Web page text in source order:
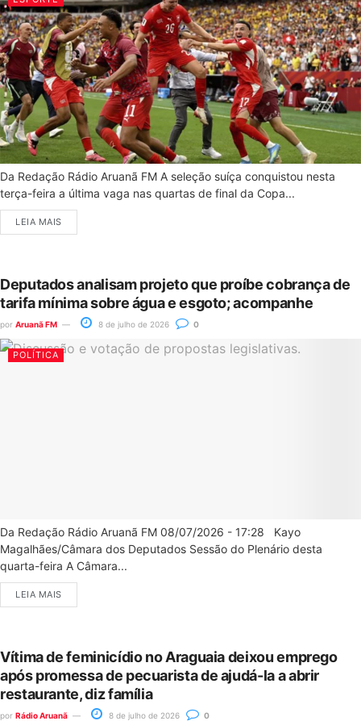
Da Redação Rádio Aruanã FM A seleção suíça conquistou nesta
terça-feira a última vaga nas quartas de final da Copa...
LEIA MAIS
Deputados analisam projeto que proíbe cobrança de
tarifa mínima sobre água e esgoto; acompanhe
por Aruanã FM 8 de julho de 2026 0
POLÍTICA
Da Redação Rádio Aruanã FM 08/07/2026 - 17:28 Kayo
Magalhães/Câmara dos Deputados Sessão do Plenário desta
quarta-feira A Câmara...
LEIA MAIS
Vítima de feminicídio no Araguaia deixou emprego
após promessa de pecuarista de ajudá-la a abrir
restaurante, diz família
por Rádio Aruanã 8 de julho de 2026 0